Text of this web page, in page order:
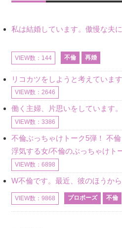
VIEW数：144 不倫 再婚
VIEW数：2646
VIEW数：3386
浮気する女/不倫のぶっちゃけト
VIEW数：6898
VIEW数：9868 プロポーズ 不倫